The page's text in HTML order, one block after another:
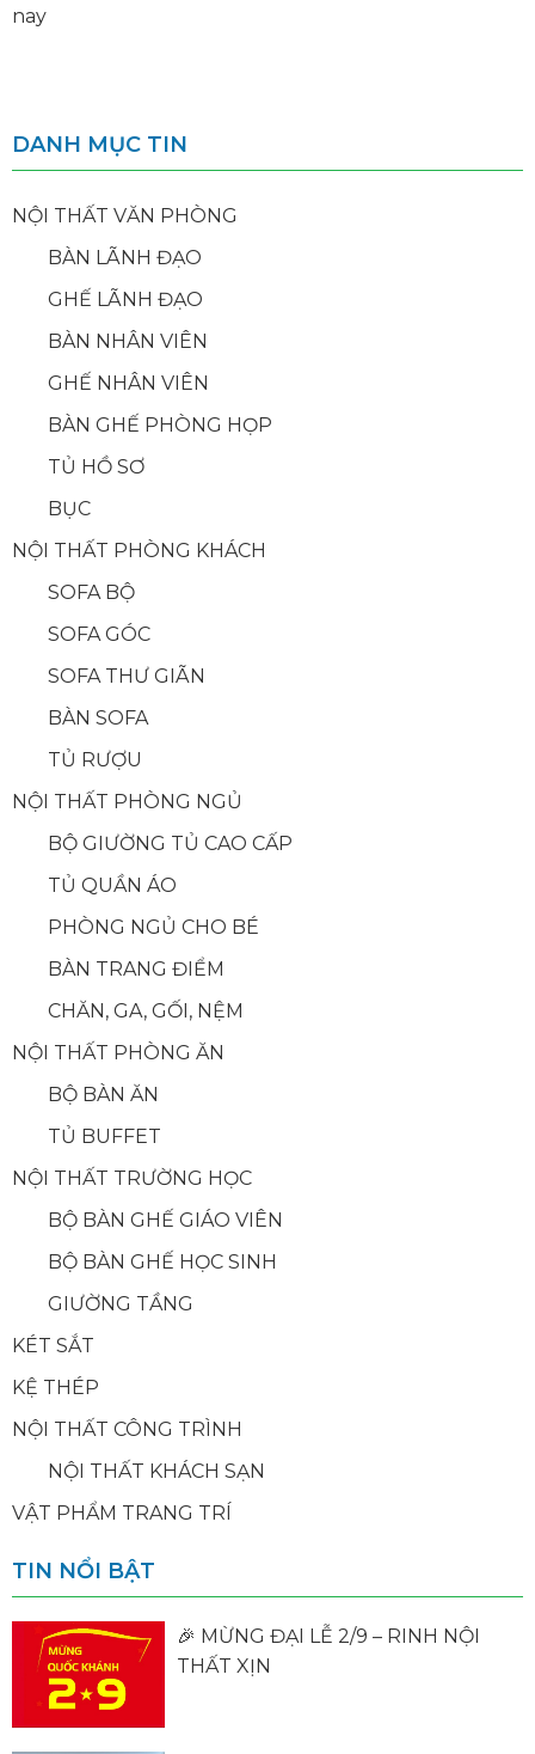
nay
DANH MỤC TIN
NỘI THẤT VĂN PHÒNG
BÀN LÃNH ĐẠO
GHẾ LÃNH ĐẠO
BÀN NHÂN VIÊN
GHẾ NHÂN VIÊN
BÀN GHẾ PHÒNG HỌP
TỦ HỒ SƠ
BỤC
NỘI THẤT PHÒNG KHÁCH
SOFA BỘ
SOFA GÓC
SOFA THƯ GIÃN
BÀN SOFA
TỦ RƯỢU
NỘI THẤT PHÒNG NGỦ
BỘ GIƯỜNG TỦ CAO CẤP
TỦ QUẦN ÁO
PHÒNG NGỦ CHO BÉ
BÀN TRANG ĐIỂM
CHĂN, GA, GỐI, NỆM
NỘI THẤT PHÒNG ĂN
BỘ BÀN ĂN
TỦ BUFFET
NỘI THẤT TRƯỜNG HỌC
BỘ BÀN GHẾ GIÁO VIÊN
BỘ BÀN GHẾ HỌC SINH
GIƯỜNG TẦNG
KÉT SẮT
KỆ THÉP
NỘI THẤT CÔNG TRÌNH
NỘI THẤT KHÁCH SẠN
VẬT PHẨM TRANG TRÍ
TIN NỔI BẬT
🎉 MỪNG ĐẠI LỄ 2/9 – RINH NỘI
THẤT XỊN